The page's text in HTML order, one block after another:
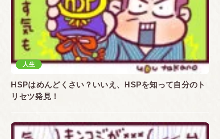
人生
HSPはめんどくさい？いいえ、HSPを知って自分のト
リセツ発見！